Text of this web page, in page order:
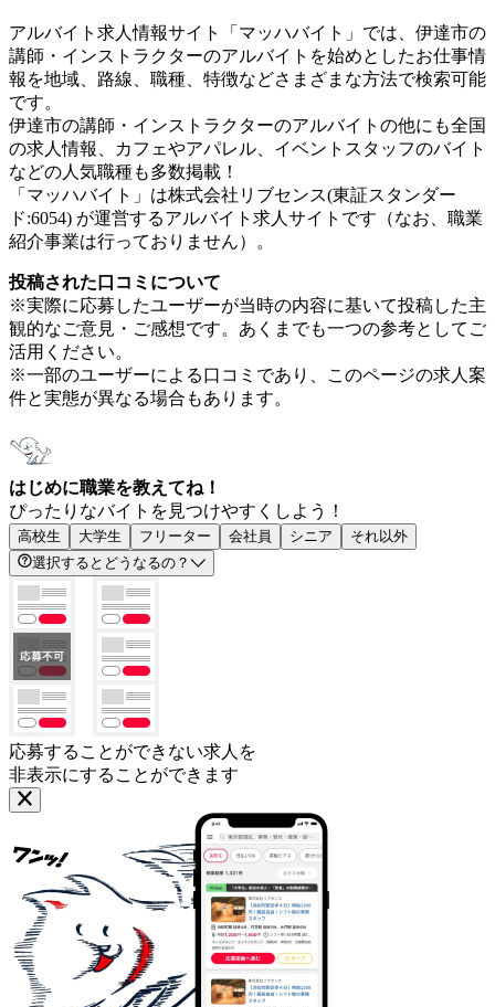
アルバイト求人情報サイト「マッハバイト」では、伊達市の
講師・インストラクターのアルバイトを始めとしたお仕事情
報を地域、路線、職種、特徴などさまざまな方法で検索可能
です。
伊達市の講師・インストラクターのアルバイトの他にも全国
の求人情報、カフェやアパレル、イベントスタッフのバイト
などの人気職種も多数掲載！
「マッハバイト」は株式会社リブセンス(東証スタンダー
ド:6054) が運営するアルバイト求人サイトです（なお、職業
紹介事業は行っておりません）。
投稿された口コミについて
※実際に応募したユーザーが当時の内容に基いて投稿した主
観的なご意見・ご感想です。あくまでも一つの参考としてご
活用ください。
※一部のユーザーによる口コミであり、このページの求人案
件と実態が異なる場合もあります。
はじめに職業を教えてね！
ぴったりなバイトを見つけやすくしよう！
高校生 大学生 フリーター 会社員 シニア
それ以外
選択するとどうなるの？
応募することができない求人を
非表示にすることができます